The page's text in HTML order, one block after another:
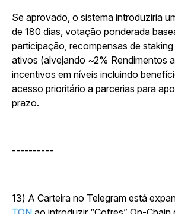
Se aprovado, o sistema introduziria
de 180 dias, votação ponderada
participação, recompensas de
ativos (alvejando ~2% Rendimentos
incentivos em níveis incluindo
acesso prioritário a parcerias para
prazo.
----------
13) A Carteira no Telegram está